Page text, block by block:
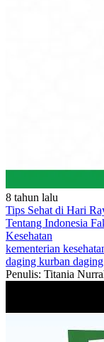
8 tahun lalu
Tips Sehat di Hari
Tentang Indonesia
Kesehatan
kementerian
daging kurban
Penulis: Titania